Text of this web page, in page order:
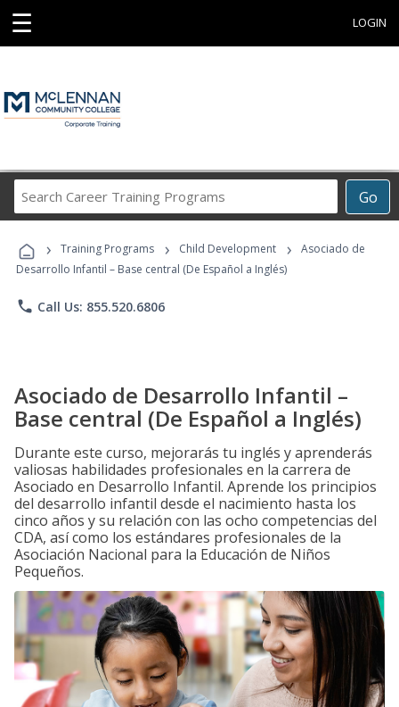
☰ LOGIN
Go
Career
Programs
› Training Programs › Child Development ›
Asociado de
Desarrollo Infantil – Base central (De Español a Inglés)
phone Call Us: 855.520.6806
Asociado de Desarrollo Infantil –
Base central (De Español a Inglés)
Durante este curso, mejorarás tu inglés y aprenderás
valiosas habilidades profesionales en la carrera de
Asociado en Desarrollo Infantil. Aprende los principios
del desarrollo infantil desde el nacimiento hasta los
cinco años y su relación con las ocho competencias del
CDA, así como los estándares profesionales de la
Asociación Nacional para la Educación de Niños
Pequeños.